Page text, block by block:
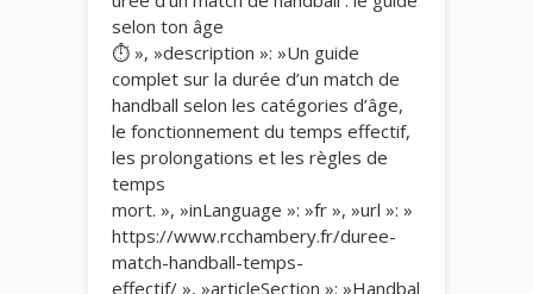
selon ton âge
⏱️ », »description »: »Un guide
complet sur la durée d’un match de
handball selon les catégories d’âge,
le fonctionnement du temps effectif,
les prolongations et les règles de
temps
mort. », »inLanguage »: »fr », »url »: »
https://www.rcchambery.fr/duree-
match-handball-temps-
effectif/ », »articleSection »: »Handbal